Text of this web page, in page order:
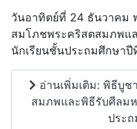
วันอาทิตย์ที่ 24 ธันวาค
สมโภชพระคริสตสมภพแ
นักเรียนชั้นประถมศึกษาปี
อ่านเพิ่มเติม: พิธีบู
สมภพและพิธีรับศีลม
ประ